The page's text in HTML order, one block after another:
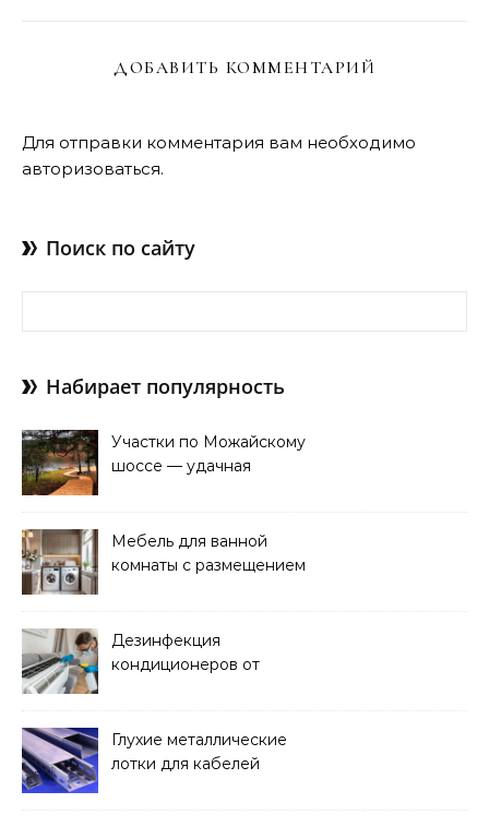
ДОБАВИТЬ КОММЕНТАРИЙ
Для отправки комментария вам необходимо
авторизоваться.
Поиск по сайту
Набирает популярность
Участки по Можайскому
шоссе — удачная
Мебель для ванной
комнаты с размещением
Дезинфекция
кондиционеров от
Глухие металлические
лотки для кабелей